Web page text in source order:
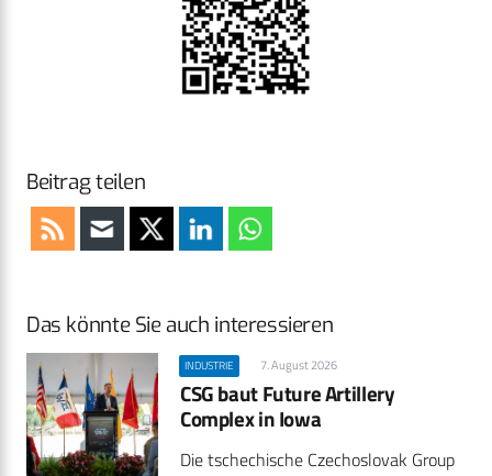
Beitrag teilen
Das könnte Sie auch interessieren
INDUSTRIE 7. August 2026
CSG baut Future Artillery
Complex in Iowa
Die tschechische Czechoslovak Group